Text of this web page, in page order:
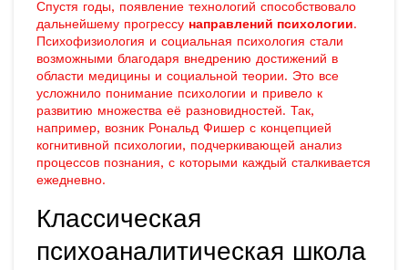
Спустя годы, появление технологий способствовало
дальнейшему прогрессу направлений психологии.
Психофизиология и социальная психология стали
возможными благодаря внедрению достижений в
области медицины и социальной теории. Это все
усложнило понимание психологии и привело к
развитию множества её разновидностей. Так,
например, возник Рональд Фишер с концепцией
когнитивной психологии, подчеркивающей анализ
процессов познания, с которыми каждый сталкивается
ежедневно.
Классическая
психоаналитическая школа